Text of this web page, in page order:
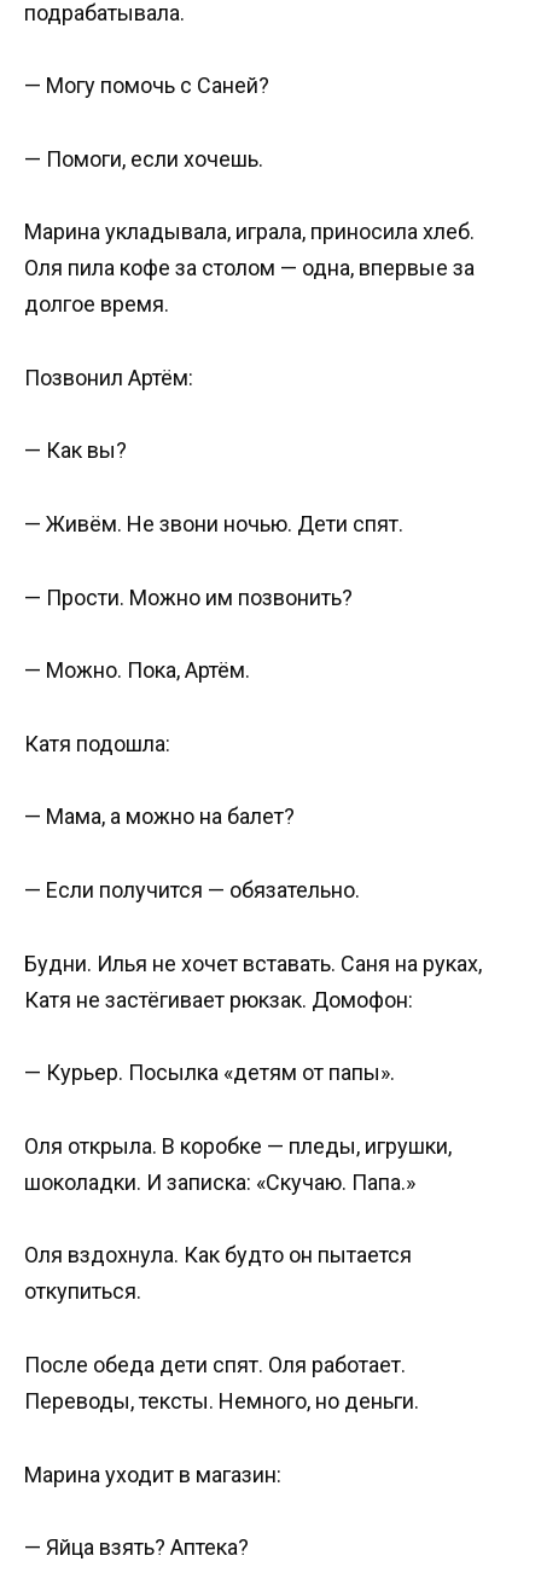
подрабатывала.
— Могу помочь с Саней?
— Помоги, если хочешь.
Марина укладывала, играла, приносила хлеб.
Оля пила кофе за столом — одна, впервые за
долгое время.
Позвонил Артём:
— Как вы?
— Живём. Не звони ночью. Дети спят.
— Прости. Можно им позвонить?
— Можно. Пока, Артём.
Катя подошла:
— Мама, а можно на балет?
— Если получится — обязательно.
Будни. Илья не хочет вставать. Саня на руках,
Катя не застёгивает рюкзак. Домофон:
— Курьер. Посылка «детям от папы».
Оля открыла. В коробке — пледы, игрушки,
шоколадки. И записка: «Скучаю. Папа.»
Оля вздохнула. Как будто он пытается
откупиться.
После обеда дети спят. Оля работает.
Переводы, тексты. Немного, но деньги.
Марина уходит в магазин:
— Яйца взять? Аптека?